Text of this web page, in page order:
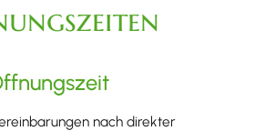
nach direkter